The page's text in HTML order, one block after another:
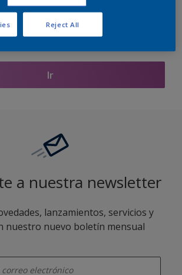
productos de este color
Ir
a nuestra newsletter
lanzamientos, servicios y
nuestro nuevo boletín mensual
Reject All